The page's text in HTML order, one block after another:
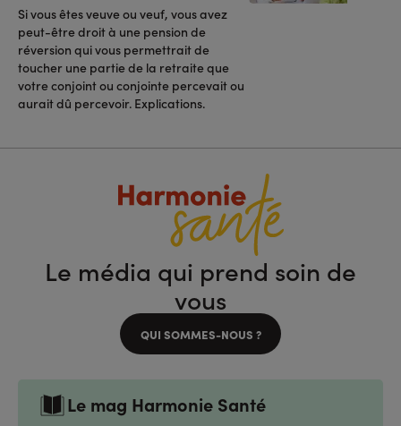
Si vous êtes veuve ou veuf, vous avez
peut-être droit à une pension de
réversion qui vous permettrait de
toucher une partie de la retraite que
votre conjoint ou conjointe percevait ou
aurait dû percevoir. Explications.
Le média qui prend soin de
vous
QUI SOMMES-NOUS ?
Le mag Harmonie Santé